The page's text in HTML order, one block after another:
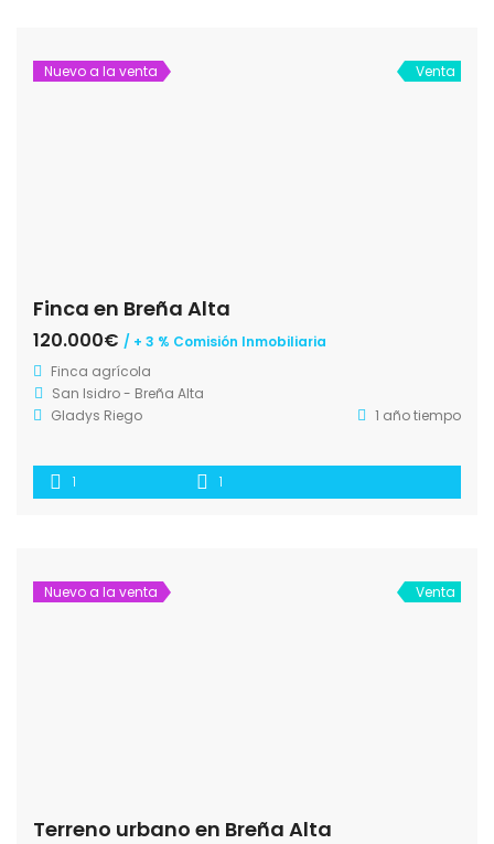
Nuevo a la venta Venta
Finca en Breña Alta
120.000€ / + 3 % Comisión Inmobiliaria
Finca agrícola
San Isidro - Breña Alta
Gladys Riego
1 año tiempo
1 1
Nuevo a la venta Venta
Terreno urbano en Breña Alta